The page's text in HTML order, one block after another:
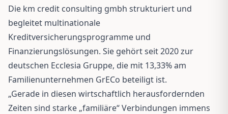
Die km credit consulting gmbh strukturiert und
begleitet multinationale
Kreditversicherungsprogramme und
Finanzierungslösungen. Sie gehört seit 2020 zur
deutschen Ecclesia Gruppe, die mit 13,33% am
Familienunternehmen GrECo beteiligt ist.
„Gerade in diesen wirtschaftlich herausfordernden
Zeiten sind starke „familiäre“ Verbindungen immens